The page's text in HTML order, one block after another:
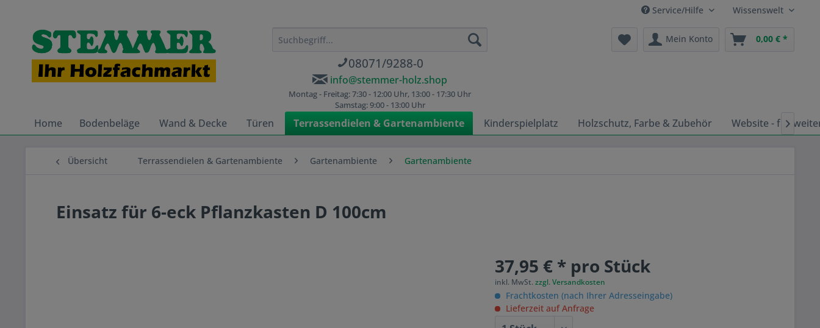
Service/Hilfe Wissenswelt
08071/9288-0
info@stemmer-holz.shop
Montag - Freitag: 7:30 - 12:00 Uhr, 13:00 - 17:30 Uhr
Samstag: 9:00 - 13:00 Uhr
Mein Konto 0,00 € *
Home Bodenbeläge Wand & Decke Türen Terrassendielen & Gartenambiente Kinderspielplatz Holzschutz, Farbe & Zubehör Website - für

Übersicht Terrassendielen & Gartenambiente Gartenambiente Gartenambiente
Einsatz für 6-eck Pflanzkasten D 100cm
37,95 € * pro Stück
inkl. MwSt.zzgl. Versandkosten
Frachtkosten (nach Ihrer Adresseingabe)
Lieferzeit auf Anfrage